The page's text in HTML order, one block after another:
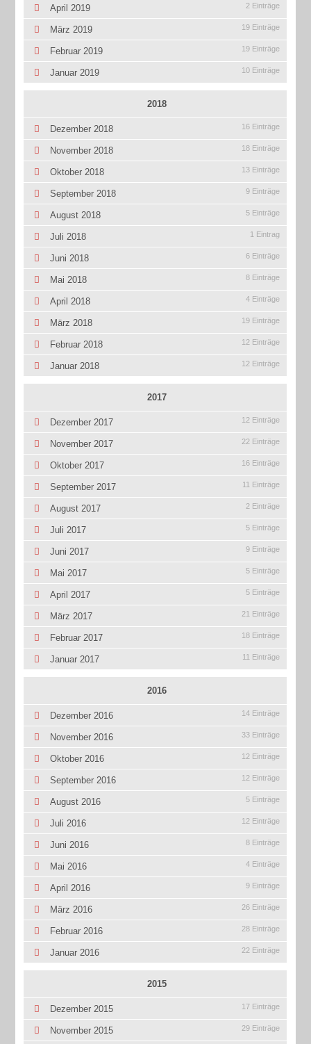
April 2019 2 Einträge
März 2019 19 Einträge
Februar 2019 19 Einträge
Januar 2019 10 Einträge
2018
Dezember 2018 16 Einträge
November 2018 18 Einträge
Oktober 2018 13 Einträge
September 2018 9 Einträge
August 2018 5 Einträge
Juli 2018 1 Eintrag
Juni 2018 6 Einträge
Mai 2018 8 Einträge
April 2018 4 Einträge
März 2018 19 Einträge
Februar 2018 12 Einträge
Januar 2018 12 Einträge
2017
Dezember 2017 12 Einträge
November 2017 22 Einträge
Oktober 2017 16 Einträge
September 2017 11 Einträge
August 2017 2 Einträge
Juli 2017 5 Einträge
Juni 2017 9 Einträge
Mai 2017 5 Einträge
April 2017 5 Einträge
März 2017 21 Einträge
Februar 2017 18 Einträge
Januar 2017 11 Einträge
2016
Dezember 2016 14 Einträge
November 2016 33 Einträge
Oktober 2016 12 Einträge
September 2016 12 Einträge
August 2016 5 Einträge
Juli 2016 12 Einträge
Juni 2016 8 Einträge
Mai 2016 4 Einträge
April 2016 9 Einträge
März 2016 26 Einträge
Februar 2016 28 Einträge
Januar 2016 22 Einträge
2015
Dezember 2015 17 Einträge
November 2015 29 Einträge